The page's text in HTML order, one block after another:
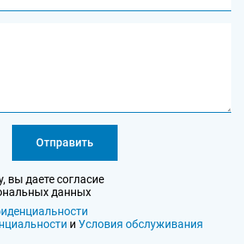
Отправить
вы даете согласие
данных
и Условия обслуживания